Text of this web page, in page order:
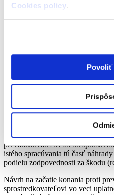
Cookies policy.
Povoliť
zodpovednosť daná len v tom
v rozpore s pokynmi
zodpovednosti, ak nie je
V prípade spracúvania, na
prevádzkovateľov alebo
GDPR, za celú škodu zodpovedá
osobe zabezpečila účinná
V prípade zaplatenia náhrady
prevádzkovateľ alebo
prevádzkovateľov alebo
istého spracúvania tú časť
podielu zodpovednosti za škodu
Návrh na začatie konania proti
sprostredkovateľovi vo veci